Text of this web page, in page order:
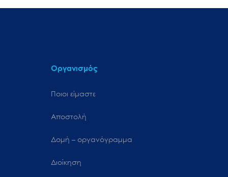
Οργανισμός
Ποιοι είμαστε
Αποστολή
Δομή – οργανόγραμμα
Διοίκηση